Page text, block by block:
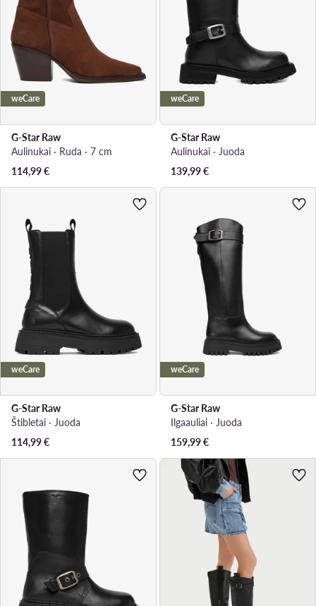
weCare
G-Star Raw
Aulinukai · Ruda · 7 cm
114,99€
weCare
G-Star Raw
Aulinukai · Juoda
139,99€
weCare
G-Star Raw
Štibletai · Juoda
114,99€
weCare
G-Star Raw
Ilgaauliai · Juoda
159,99€